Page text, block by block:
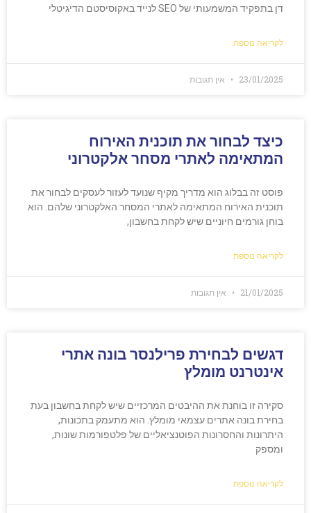
דן בתפקיד המשמעותי של SEO לנייד באקוסיסטם הדיגיטלי
לקריאה נוספת
23/01/2025 אין תגובות
כיצד לבחור את תוכנית האירוח
המתאימה לאתרי מסחר אלקטרוני
פוסט זה בבלוג הוא מדריך מקיף שנועד לעזור לעסקים לבחור את
תוכנית האירוח המתאימה לאתרי המסחר האלקטרוני שלהם. הוא
בוחן גורמים חיוניים שיש לקחת בחשבון,
לקריאה נוספת
21/01/2025 אין תגובות
דגשים לבחירת פרילנסר בונה אתרי
אינטרנט מומלץ
סקירה זו בוחנת את ההיבטים המרכזיים שיש לקחת בחשבון בעת
בחירת בונה אתרים עצמאי מומלץ. הוא מתעמק בתכונות,
היתרונות והחסרונות הפוטנציאליים של פלטפורמות שונות,
ומספק
לקריאה נוספת